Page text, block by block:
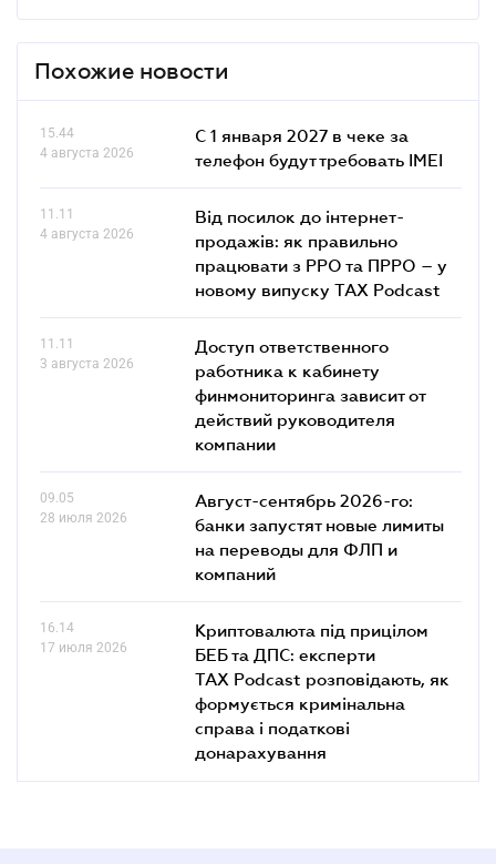
Похожие новости
15.44
4 августа 2026
С 1 января 2027 в чеке за
телефон будут требовать IMEI
11.11
4 августа 2026
Від посилок до інтернет-
продажів: як правильно
працювати з РРО та ПРРО – у
новому випуску TAX Podcast
11.11
3 августа 2026
Доступ ответственного
работника к кабинету
финмониторинга зависит от
действий руководителя
компании
09.05
28 июля 2026
Август-сентябрь 2026-го:
банки запустят новые лимиты
на переводы для ФЛП и
компаний
16.14
17 июля 2026
Криптовалюта під прицілом
БЕБ та ДПС: експерти
TAX Podcast розповідають, як
формується кримінальна
справа і податкові
донарахування